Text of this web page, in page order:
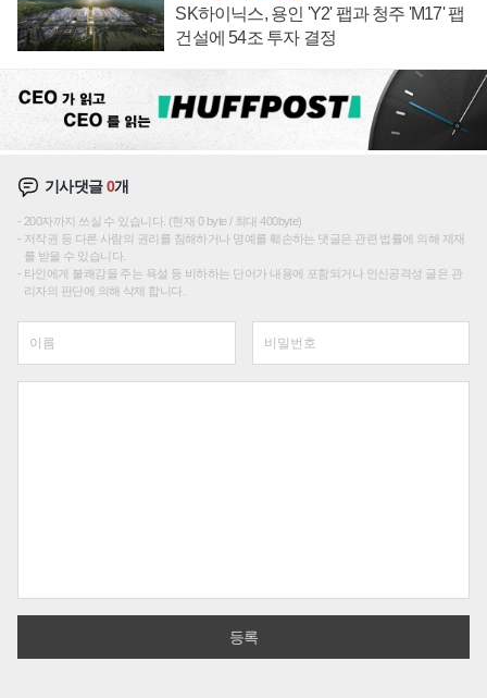
SK하이닉스, 용인 'Y2' 팹과 청주 'M17' 팹
건설에 54조 투자 결정
기사댓글0개
200자까지 쓰실 수 있습니다. (현재 0 byte / 최대 400byte)
저작권 등 다른 사람의 권리를 침해하거나 명예를 훼손하는 댓글은 관련 법률에 의해 제재
를 받을 수 있습니다.
타인에게 불쾌감을 주는 욕설 등 비하하는 단어가 내용에 포함되거나 인신공격성 글은 관
리자의 판단에 의해 삭제 합니다.